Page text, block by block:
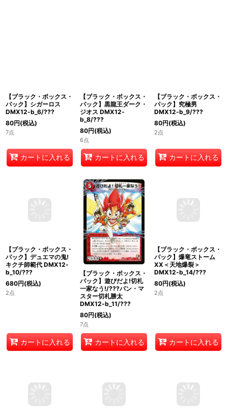
【ブラック・ボックス・
パック】シガーロス
DMX12-b_6/???
80円(税込)
7点
カートに入れる
【ブラック・ボックス・
パック】黒龍王ダーク・
ジオス DMX12-
b_8/???
80円(税込)
6点
カートに入れる
【ブラック・ボックス・
パック】究極男
DMX12-b_9/???
80円(税込)
2点
カートに入れる
【ブラック・ボックス・
パック】デュエマの鬼!
キクチ師範代 DMX12-
b_10/???
カートに入れる
【ブラック・ボックス・
パック】遊びだよ!切札
一家なう!/???パン・マ
スター切札勝太
DMX12-b_11/???
80円 (税込)
7点
カートに入れる
【ブラック・ボックス・
パック】爆竜ストーム
XX＜天地爆裂＞
DMX12-b_14/???
カートに入れる